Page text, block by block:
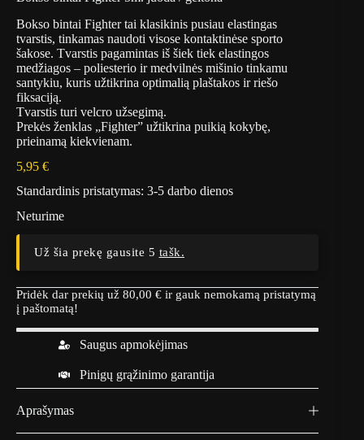
Bokso bintai Fighter tai klasikinis pusiau elastingas
tvarstis, tinkamas naudoti visose kontaktinėse sporto
šakose. Tvarstis pagamintas iš šiek tiek elastingos
medžiagos – poliesterio ir medvilnės mišinio tinkamu
santykiu, kuris užtikrina optimalią plaštakos ir riešo
fiksaciją.
Tvarstis turi velcro užsegimą.
Prekės ženklas „Fighter” užtikrina puikią kokybę,
prieinamą kiekvienam.
5,95 €
Standardinis pristatymas: 3-5 darbo dienos
Neturime
Už šia prekę gausite 5 tašk.
Pridėk dar prekių už 80,00 € ir gauk nemokamą pristatymą
į paštomatą!
Saugus apmokėjimas
Pinigų grąžinimo garantija
Aprašymas